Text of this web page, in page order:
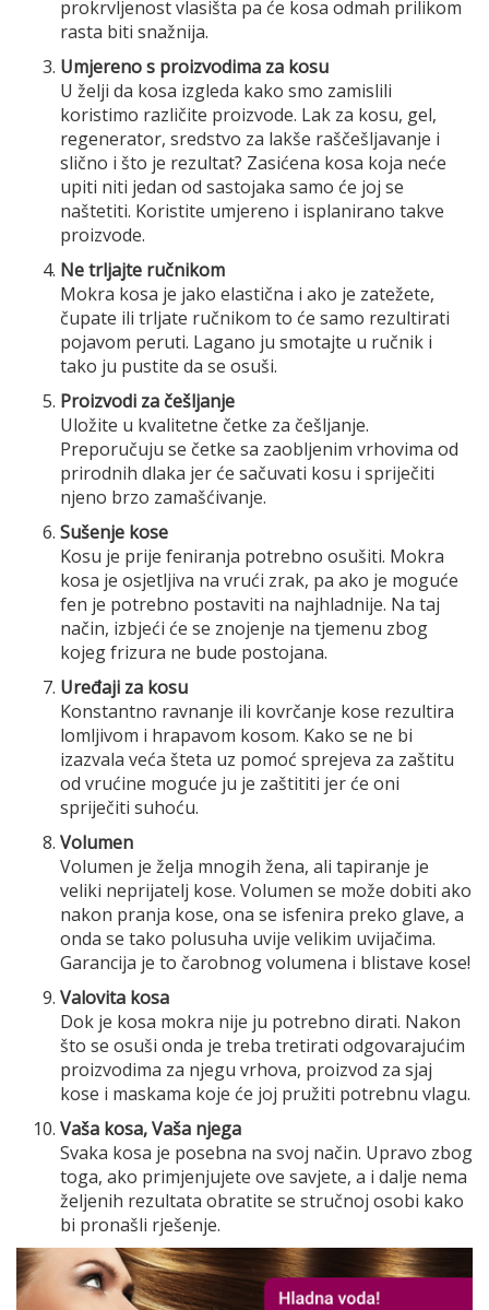
prokrvljenost vlasišta pa će kosa odmah prilikom
rasta biti snažnija.
Umjereno s proizvodima za kosu
U želji da kosa izgleda kako smo zamislili
koristimo različite proizvode. Lak za kosu, gel,
regenerator, sredstvo za lakše raščešljavanje i
slično i što je rezultat? Zasićena kosa koja neće
upiti niti jedan od sastojaka samo će joj se
naštetiti. Koristite umjereno i isplanirano takve
proizvode.
Ne trljajte ručnikom
Mokra kosa je jako elastična i ako je zatežete,
čupate ili trljate ručnikom to će samo rezultirati
pojavom peruti. Lagano ju smotajte u ručnik i
tako ju pustite da se osuši.
Proizvodi za češljanje
Uložite u kvalitetne četke za češljanje.
Preporučuju se četke sa zaobljenim vrhovima od
prirodnih dlaka jer će sačuvati kosu i spriječiti
njeno brzo zamašćivanje.
Sušenje kose
Kosu je prije feniranja potrebno osušiti. Mokra
kosa je osjetljiva na vrući zrak, pa ako je moguće
fen je potrebno postaviti na najhladnije. Na taj
način, izbjeći će se znojenje na tjemenu zbog
kojeg frizura ne bude postojana.
Uređaji za kosu
Konstantno ravnanje ili kovrčanje kose rezultira
lomljivom i hrapavom kosom. Kako se ne bi
izazvala veća šteta uz pomoć sprejeva za zaštitu
od vrućine moguće ju je zaštititi jer će oni
spriječiti suhoću.
Volumen
Volumen je želja mnogih žena, ali tapiranje je
veliki neprijatelj kose. Volumen se može dobiti ako
nakon pranja kose, ona se isfenira preko glave, a
onda se tako polusuha uvije velikim uvijačima.
Garancija je to čarobnog volumena i blistave kose!
Valovita kosa
Dok je kosa mokra nije ju potrebno dirati. Nakon
što se osuši onda je treba tretirati odgovarajućim
proizvodima za njegu vrhova, proizvod za sjaj
kose i maskama koje će joj pružiti potrebnu vlagu.
Vaša kosa, Vaša njega
Svaka kosa je posebna na svoj način. Upravo zbog
toga, ako primjenjujete ove savjete, a i dalje nema
željenih rezultata obratite se stručnoj osobi kako
bi pronašli rješenje.